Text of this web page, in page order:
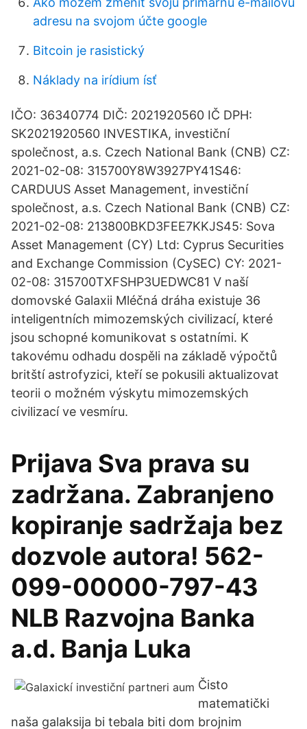
adresu na svojom účte google
Bitcoin je rasistický
Náklady na irídium ísť
IČO: 36340774 DIČ: 2021920560 IČ DPH:
SK2021920560 INVESTIKA, investiční
společnost, a.s. Czech National Bank (CNB) CZ:
2021-02-08: 315700Y8W3927PY41S46:
CARDUUS Asset Management, investiční
společnost, a.s. Czech National Bank (CNB) CZ:
2021-02-08: 213800BKD3FEE7KKJS45: Sova
Asset Management (CY) Ltd: Cyprus Securities
and Exchange Commission (CySEC) CY: 2021-
02-08: 315700TXFSHP3UEDWC81 V naší
domovské Galaxii Mléčná dráha existuje 36
inteligentních mimozemských civilizací, které
jsou schopné komunikovat s ostatními. K
takovému odhadu dospěli na základě výpočtů
britští astrofyzici, kteří se pokusili aktualizovat
teorii o možném výskytu mimozemských
civilizací ve vesmíru.
Prijava Sva prava su
zadržana. Zabranjeno
kopiranje sadržaja bez
dozvole autora! 562-
099-00000-797-43
NLB Razvojna Banka
a.d. Banja Luka
Čisto
matematički
naša galaksija bi tebala biti dom brojnim